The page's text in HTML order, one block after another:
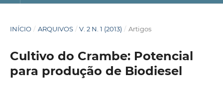
INÍCIO / ARQUIVOS / V. 2 N. 1 (2013) / Artigos
Cultivo do Crambe: Potencial
para produção de Biodiesel